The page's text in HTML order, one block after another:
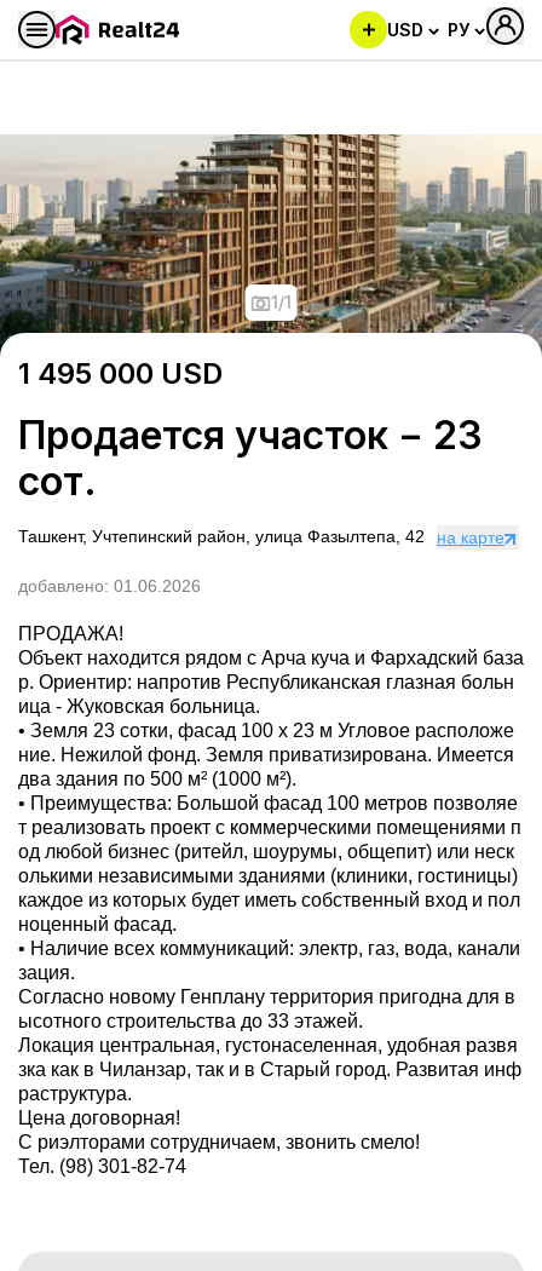
USD РУ
Продается участок − 23
1/1
1 495 000 USD
Продается участок − 23
сот.
Ташкент, Учтепинский район, улица Фазылтепа, 42 на карте
добавлено: 01.06.2026
ПРОДАЖА!
Объект находится рядом с Арча куча и Фархадский база
р. Ориентир: напротив Республиканская глазная больн
ица - Жуковская больница.
​• Земля 23 сотки, фасад 100 х 23 м Угловое расположе
ние. Нежилой фонд. Земля приватизирована. Имеется
два здания по 500 м² (1000 м²).
​• Преимущества: Большой фасад 100 метров позволяе
т реализовать проект с коммерческими помещениями п
од любой бизнес (ритейл, шоурумы, общепит) или неск
олькими независимыми зданиями (клиники, гостиницы)
каждое из которых будет иметь собственный вход и пол
ноценный фасад.
​• Наличие всех коммуникаций: электр, газ, вода, канали
зация.
Согласно новому Генплану территория пригодна для в
ысотного строительства до 33 этажей.
​Локация центральная, густонаселенная, удобная развя
зка как в Чиланзар, так и в Старый город. Развитая инф
раструктура.
​Цена договорная!
С риэлторами сотрудничаем, звонить смело!
​Тел. (98) 301-82-74